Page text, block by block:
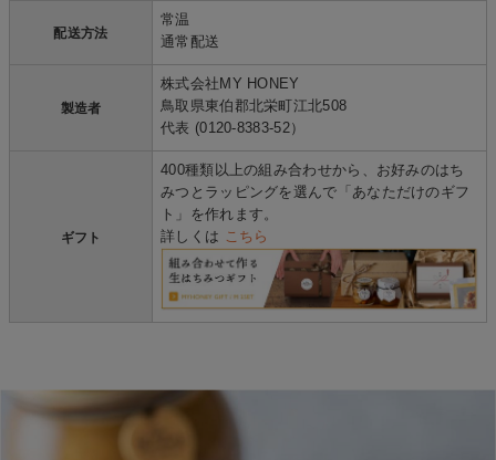
配送方法
常温
通常配送
製造者
株式会社MY HONEY
鳥取県東伯郡北栄町江北508
代表 (0120-8383-52）
ギフト
400種類以上の組み合わせから、お好みのはち
みつとラッピングを選んで「あなただけのギフ
ト」を作れます。
詳しくは こちら